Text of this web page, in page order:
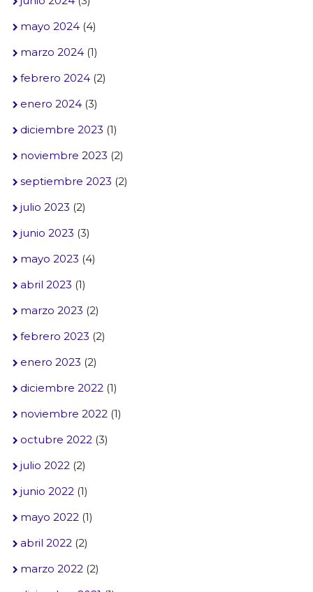
mayo 2024(4)
marzo 2024(1)
febrero 2024(2)
enero 2024(3)
diciembre 2023 (1)
noviembre 2023 (2)
septiembre 2023 (2)
julio 2023 (2)
junio 2023 (3)
mayo 2023 (4)
abril 2023 (1)
marzo 2023 (2)
febrero 2023 (2)
enero 2023 (2)
diciembre 2022(1)
noviembre 2022(1)
octubre 2022(3)
julio 2022(2)
junio 2022(1)
mayo 2022(1)
abril 2022(2)
marzo 2022(2)